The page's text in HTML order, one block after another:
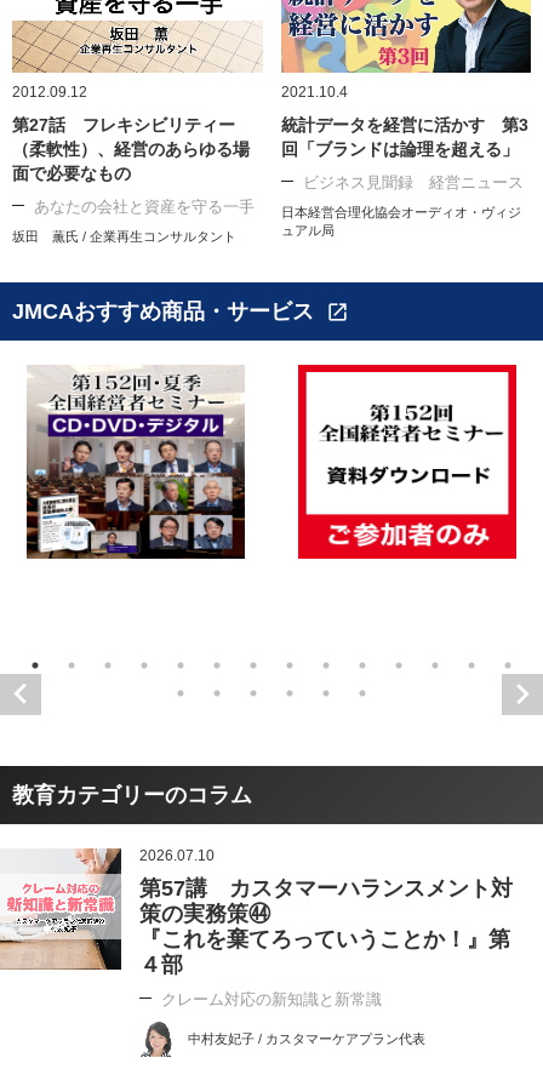
2012.09.12
第27話 フレキシビリティー
（柔軟性）、経営のあらゆる場
面で必要なもの
あなたの会社と資産を守る一手
坂田 薫氏 / 企業再生コンサルタント
2021.10.4
統計データを経営に活かす 第3
回「ブランドは論理を超える」
ビジネス見聞録 経営ニュース
日本経営合理化協会オーディオ・ヴィジ
ュアル局
JMCAおすすめ商品・サービス open_in_new
教育カテゴリーのコラム
2026.07.10
第57講 カスタマーハランスメント対
策の実務策㊹
『これを棄てろっていうことか！』第
４部
クレーム対応の新知識と新常識
中村友妃子 / カスタマーケアプラン代表